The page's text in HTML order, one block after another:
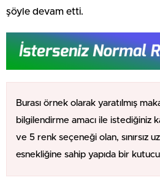
şöyle devam etti.
Burası örnek olarak yaratılmış
bilgilendirme amacı ile istediğiniz
ve 5 renk seçeneği olan, sınırsız
esnekliğine sahip yapıda bir